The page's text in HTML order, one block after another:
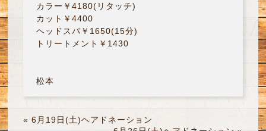
カラー￥4180(リタッチ)
カット￥4400
ヘッドスパ￥1650(15分)
トリートメント￥1430
松本
« 6月19日(土)ヘアドネーション